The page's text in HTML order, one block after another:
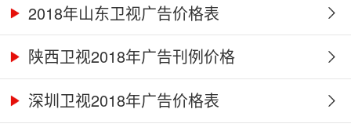
2018年山东卫视广告价格表
陕西卫视2018年广告刊例价格
深圳卫视2018年广告价格表